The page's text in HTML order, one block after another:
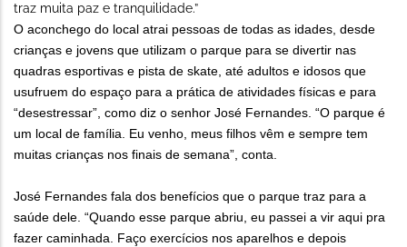
traz muita paz e tranquilidade.”
O aconchego do local atrai pessoas de todas as idades, desde
crianças e jovens que utilizam o parque para se divertir nas
quadras esportivas e pista de skate, até adultos e idosos que
usufruem do espaço para a prática de atividades físicas e para
“desestressar”, como diz o senhor José Fernandes. “O parque é
um local de família. Eu venho, meus filhos vêm e sempre tem
muitas crianças nos finais de semana”, conta.
José Fernandes fala dos benefícios que o parque traz para a
saúde dele. “Quando esse parque abriu, eu passei a vir aqui pra
fazer caminhada. Faço exercícios nos aparelhos e depois